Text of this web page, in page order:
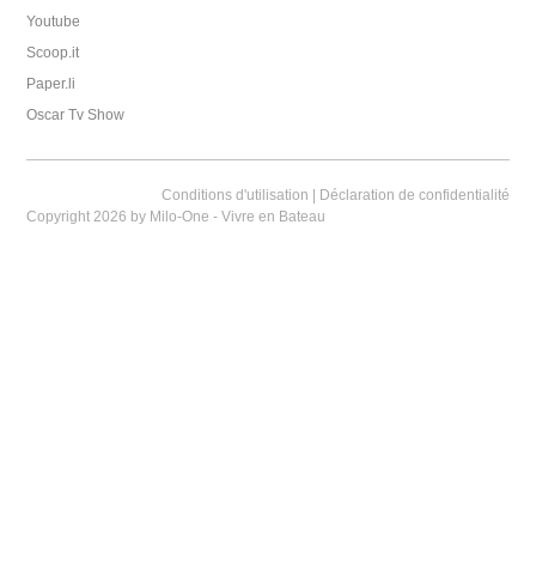
Youtube
Scoop.it
Paper.li
Oscar Tv Show
Conditions d'utilisation | Déclaration de confidentialité
Copyright 2026 by Milo-One - Vivre en Bateau